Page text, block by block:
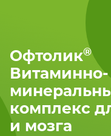
Офтолик®
Витаминно-
комплекс
и мозга